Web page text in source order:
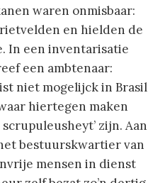
waren onmisbaar:
en hielden de
In een inventarisatie
een ambtenaar:
niet mogelijck in Brasil
hiertegen maken
zijn. Aan
bestuurskwartier van
mensen in dienst